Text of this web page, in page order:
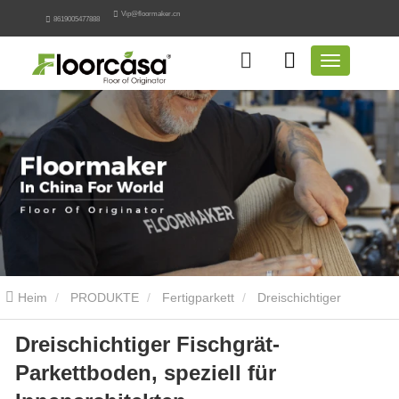
8619005477888
Vip@floormaker.cn
Heim PRODUKTE Fertigparkett
Fischgrät-Parkettboden, speziell für Innenarchitekten
Dreischichtiger Fischgrät-
Parkettboden, speziell für